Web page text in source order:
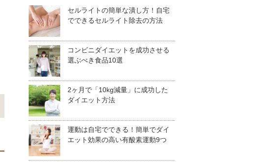
セルライトの簡単な潰し方！自宅
でできるセルライト除去の方法
コンビニダイエットを成功させる
選ぶべき食品10選
2ヶ月で「10kg減量」に成功した
ダイエット方法
運動は自宅でできる！簡単でダイ
エット効果の高い有酸素運動9つ